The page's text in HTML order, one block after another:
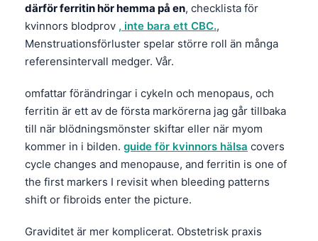
därför ferritin hör hemma på en, checklista för
kvinnors blodprov , inte bara ett CBC.,
Menstruationsförluster spelar större roll än många
referensintervall medger. Vår.
omfattar förändringar i cykeln och menopaus, och
ferritin är ett av de första markörerna jag går tillbaka
till när blödningsmönster skiftar eller när myom
kommer in i bilden. guide för kvinnors hälsa covers
cycle changes and menopause, and ferritin is one of
the first markers I revisit when bleeding patterns
shift or fibroids enter the picture.
Graviditet är mer komplicerat. Obstetrisk praxis
Български
Dansk
Nederlands
Bahasa Indonesia
Հայերեն
Српски језик
Bosanski
Azərbaycan dili